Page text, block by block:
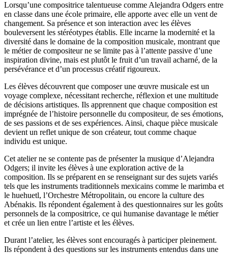
Lorsqu’une compositrice talentueuse comme Alejandra Odgers entre
en classe dans une école primaire, elle apporte avec elle un vent de
changement. Sa présence et son interaction avec les élèves
bouleversent les stéréotypes établis. Elle incarne la modernité et la
diversité dans le domaine de la composition musicale, montrant que
le métier de compositeur ne se limite pas à l’attente passive d’une
inspiration divine, mais est plutôt le fruit d’un travail acharné, de la
persévérance et d’un processus créatif rigoureux.
Les élèves découvrent que composer une œuvre musicale est un
voyage complexe, nécessitant recherche, réflexion et une multitude
de décisions artistiques. Ils apprennent que chaque composition est
imprégnée de l’histoire personnelle du compositeur, de ses émotions,
de ses passions et de ses expériences. Ainsi, chaque pièce musicale
devient un reflet unique de son créateur, tout comme chaque
individu est unique.
Cet atelier ne se contente pas de présenter la musique d’Alejandra
Odgers; il invite les élèves à une exploration active de la
composition. Ils se préparent en se renseignant sur des sujets variés
tels que les instruments traditionnels mexicains comme le marimba et
le huehuetl, l’Orchestre Métropolitain, ou encore la culture des
Abénakis. Ils répondent également à des questionnaires sur les goûts
personnels de la compositrice, ce qui humanise davantage le métier
et crée un lien entre l’artiste et les élèves.
Durant l’atelier, les élèves sont encouragés à participer pleinement.
Ils répondent à des questions sur les instruments entendus dans une